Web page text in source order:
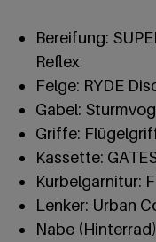
Bereifung:
Reflex
Felge: RYDE
Gabel:
Griffe:
Kassette:
Kurbelgarnitur:
Lenker: Urban
Nabe